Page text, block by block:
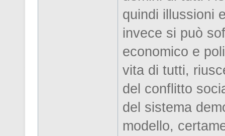
quindi illussioni
invece si può
economico e
vita di tutti,
del conflitto
del sistema
modello,